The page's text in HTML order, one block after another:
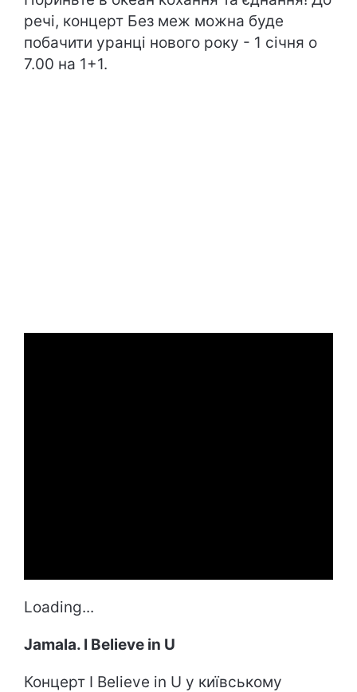
речі, концерт Без меж можна буде
побачити уранці нового року - 1 січня о
7.00 на 1+1.
Loading...
Jamala. I Believe in U
Концерт I Believe in U у київському